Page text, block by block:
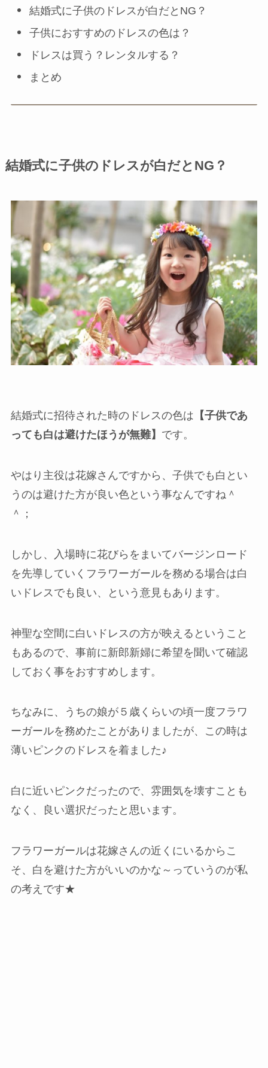
結婚式に子供のドレスが白だとNG？
子供におすすめのドレスの色は？
ドレスは買う？レンタルする？
まとめ
結婚式に子供のドレスが白だとNG？
結婚式に招待された時のドレスの色は 【子供であ
っても白は避けたほうが無難】 です。
やはり主役は花嫁さんですから、子供でも白とい
うのは避けた方が良い色という事なんですね＾
＾；
しかし、入場時に花びらをまいてバージンロード
を先導していくフラワーガールを務める場合は白
いドレスでも良い、という意見もあります。
神聖な空間に白いドレスの方が映えるということ
もあるので、事前に新郎新婦に希望を聞いて確認
しておく事をおすすめします。
ちなみに、うちの娘が５歳くらいの頃一度フラワ
ーガールを務めたことがありましたが、この時は
薄いピンクのドレスを着ました♪
白に近いピンクだったので、雰囲気を壊すことも
なく、良い選択だったと思います。
フラワーガールは花嫁さんの近くにいるからこ
そ、白を避けた方がいいのかな～っていうのが私
の考えです★